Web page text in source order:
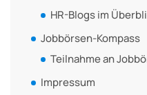
HR-Blogs im
Jobbörsen-Kompass
Teilnahme an
Impressum